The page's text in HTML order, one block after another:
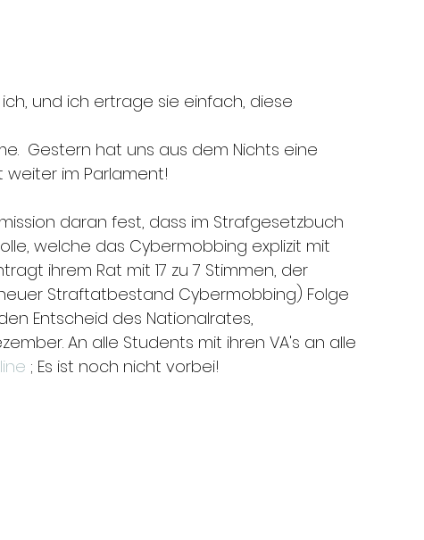
und ich ertrage sie einfach, diese
Gestern hat uns aus dem Nichts eine
weiter im Parlament!
daran fest, dass im Strafgesetzbuch
welche das Cybermobbing explizit mit
ihrem Rat mit 17 zu 7 Stimmen, der
Straftatbestand Cybermobbing) Folge
Entscheid des Nationalrates,
An alle Students mit ihren VA's an alle
; Es ist noch nicht vorbei!